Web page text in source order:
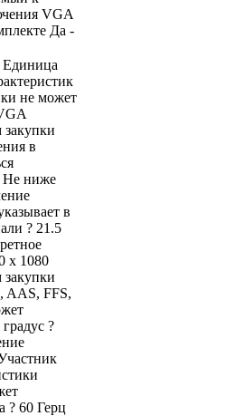
VGA
Да -
Единица
не может
закупки
в
Не ниже
в
? 21.5
x 1080
закупки
AAS, FFS,
?
? 60 Герц